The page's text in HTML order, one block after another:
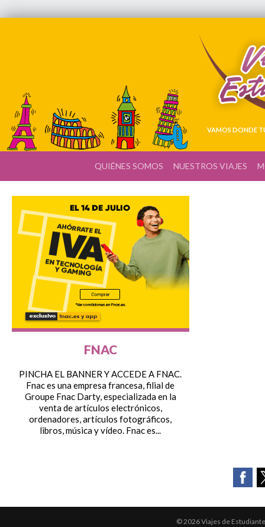
VAMOS DONDE
QUIÉNES SOMOS NUESTROS VIAJES
FNAC
PINCHA EL BANNER Y ACCEDE A FNAC.
Fnac es una empresa francesa, filial de
Groupe Fnac Darty, especializada en la
venta de artículos electrónicos,
ordenadores, artículos fotográficos,
libros, música y vídeo. Fnac es...
© 2026 Viajes de